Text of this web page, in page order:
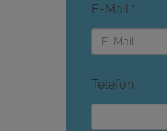
E-Mail *
Telefon